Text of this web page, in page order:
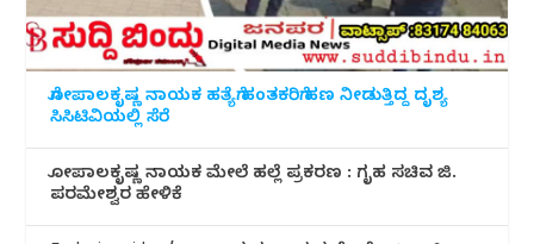
ಗೋಪಾಲಕೃಷ್ಣ ನಾಯಕ ಹತ್ಯೆಗೆ ಹಂತಕರಿಗೆ ಹಣ ನೀಡುತ್ತಿದ್ದ ದೃಶ್ಯ
ಸಿಸಿಟಿವಿಯಲ್ಲಿ ಸೆರೆ
ಗೋಪಾಲಕೃಷ್ಣ ನಾಯಕ ಮೇಲೆ ಹಲ್ಲೆ ಪ್ರಕರಣ : ಗೃಹ ಸಚಿವ ಜಿ.
ಪರಮೇಶ್ವರ ಹೇಳಿಕೆ